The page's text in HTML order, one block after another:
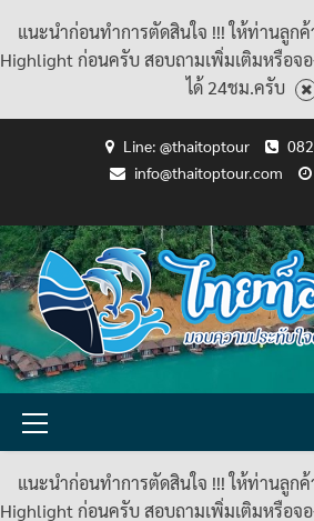
แนะนำก่อนทำการตัดสินใจ !!! ให้ท่านลูก
Highlight ก่อนครับ สอบถามเพิ่มเติมหรือจ
ได้ 24ชม.ครับ
Line: @thaitoptour
info@thaitoptour.com
USACCOUNT
POLICY
ANDแพ็คเกจ
ทัวร์
ทั้งหมด
ต้อน
สู่
ไทย
ท็อป
ทัวร์
กับ
เรา
ทั
ทั้
Primary
แนะนำก่อนทำการตัดสินใจ !!! ให้ท่านลูก
Highlight ก่อนครับ สอบถามเพิ่มเติมหรือจ